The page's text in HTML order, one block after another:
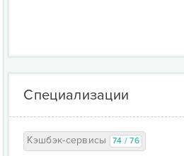
Специализации
Кэшбэк-сервисы 74 / 76